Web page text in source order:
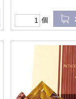
個